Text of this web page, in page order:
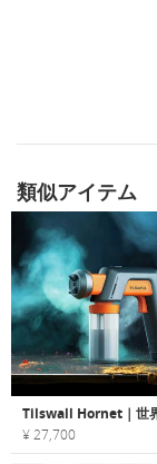
類似アイテム
¥ 27,700